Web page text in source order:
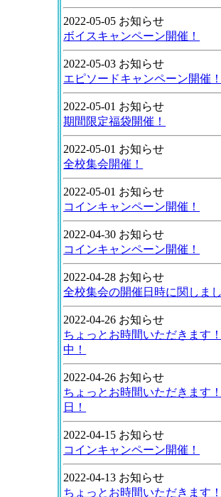
2022-05-05 お知らせ
ボイスキャンペーン開催！
2022-05-03 お知らせ
エピソードキャンペーン開催！
2022-05-01 お知らせ
期間限定福袋開催！
2022-05-01 お知らせ
全校集会開催！
2022-05-01 お知らせ
コインキャンペーン開催！
2022-04-30 お知らせ
コインキャンペーン開催！
2022-04-28 お知らせ
全校集会の開催日時に関しま
2022-04-26 お知らせ
ちょっとお時間いただきます
中！
2022-04-26 お知らせ
ちょっとお時間いただきます
日！
2022-04-15 お知らせ
コインキャンペーン開催！
2022-04-13 お知らせ
ちょっとお時間いただきます